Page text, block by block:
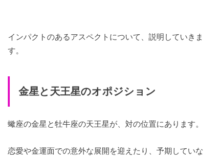
インパクトのあるアスペクトについて、説明していきま
す。
金星と天王星のオポジション
蠍座の金星と牡牛座の天王星が、対の位置にあります。
恋愛や金運面での意外な展開を迎えたり、予期していな